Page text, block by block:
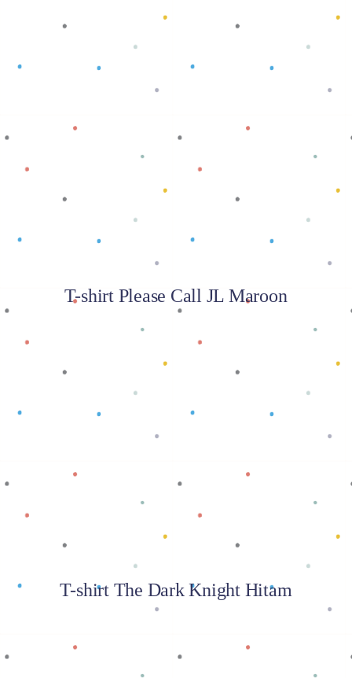
T-shirt Please Call JL Maroon
Baca selengkapnya
T-shirt The Dark Knight Hitam